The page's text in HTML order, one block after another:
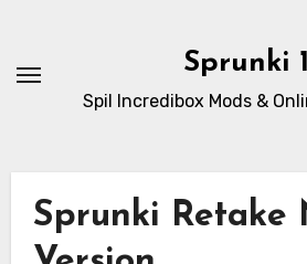
content
Sprunki
Spil Incredibox Mods &
Sprunki Retake